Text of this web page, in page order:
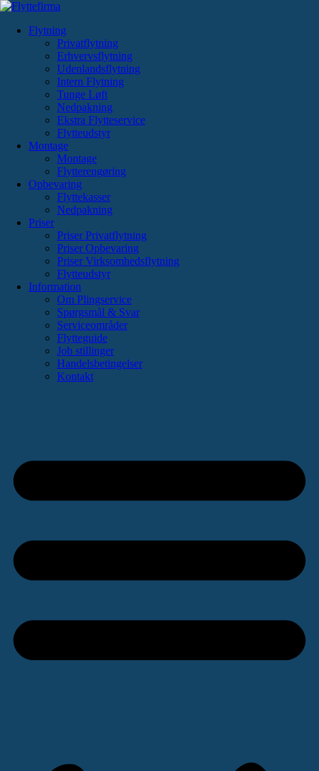
Videre
indholdFlytning
Privatflytning
Erhvervsflytning
Udenlandsflytning
Intern Flytning
Tunge Løft
Nedpakning
Ekstra Flytteservice
Flytteudstyr
Montage
Montage
Flytterengøring
Opbevaring
Flyttekasser
Nedpakning
Priser
Priser Privatflytning
Priser Opbevaring
Priser Virksomhedsflytning
Flytteudstyr
Information
Om Plingservice
Spørgsmål & Svar
Serviceområder
Flytteguide
Job stillinger
Handelsbetingelser
Kontakt